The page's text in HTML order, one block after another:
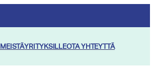
MEISTÄYRITYKSILLEOTA YHTEYTTÄ